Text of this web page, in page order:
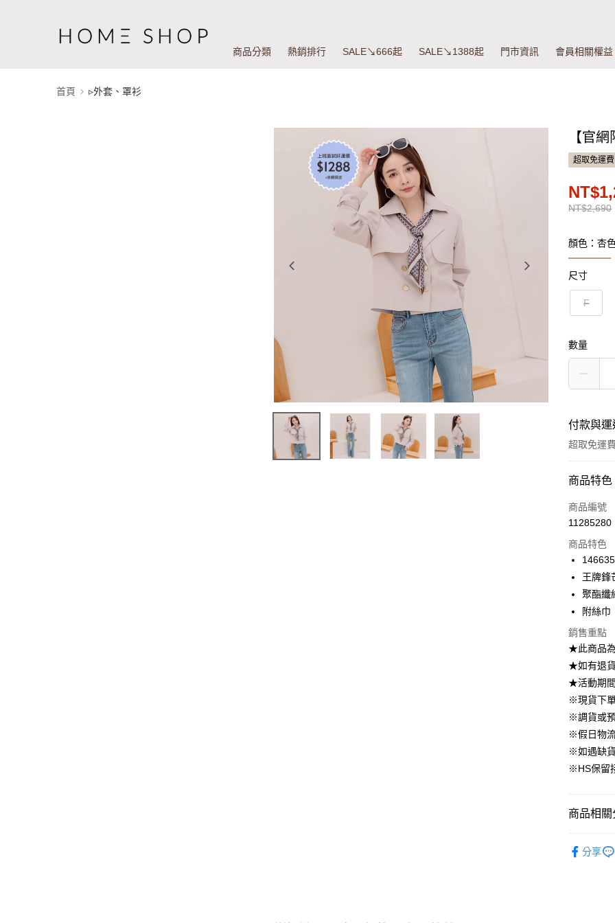
商品分類 熱銷排行 SALE↘666起 SALE↘1388起 門市資訊 會員相關權益
首頁 ▹外套、罩衫
【官
超取免運費
NT$2,690
顏色：杏
尺寸
F
數量
付款與
超取免運
付款方式
信用卡一
合作金
華南商
國泰世
臺灣中
匯豐（
聯邦商
玉山商
台新國
台灣樂
6 期 0
合作金
華南商
國泰世
臺灣中
匯豐（
聯邦商
元大商
台新國
台灣樂
12 期
合作金
華南商
上海商
臺灣中
匯豐（
聯邦商
元大商
玉山商
台灣樂
24 期
合作金
華南商
上海商
兆豐國
華泰商
遠東國
永豐商
星展（
中國信
LINE Pay
Apple Pay
街口支付
悠遊付
大哥付你
相關說明
【大哥付
流程，驗
完成交易。
消。如遇
【關於「
AFTEE先
１．簡單
２．便利
ATM付款
商品特色
商品編號
11285280
商品特色
王牌鋒
聚酯纖
附絲巾
銷售重點
★此商品
★如有退
★活動期
※現貨下
※調貨或
※假日物
※如遇缺
※HS保留
商品相關
分享